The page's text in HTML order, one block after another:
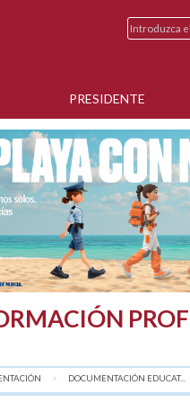
PRESIDENTE
DOCUMENTACIÓN EDUCAT...